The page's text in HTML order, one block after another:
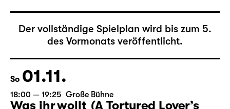
Der vollständige Spielplan wird bis zum 5.
des Vormonats veröffentlicht.
So 01.11.
18:00 — 19:25 Große Bühne
Was ihr wollt (A Tortured Lover’s